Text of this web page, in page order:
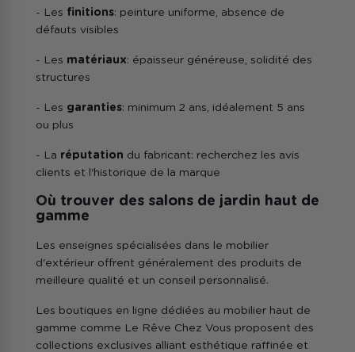
- Les finitions: peinture uniforme, absence de
défauts visibles
- Les matériaux: épaisseur généreuse, solidité des
structures
- Les garanties: minimum 2 ans, idéalement 5 ans
ou plus
- La réputation du fabricant: recherchez les avis
clients et l'historique de la marque
Où trouver des salons de jardin haut de
gamme
Les enseignes spécialisées dans le mobilier
d'extérieur offrent généralement des produits de
meilleure qualité et un conseil personnalisé.
Les boutiques en ligne dédiées au mobilier haut de
gamme comme Le Rêve Chez Vous proposent des
collections exclusives alliant esthétique raffinée et